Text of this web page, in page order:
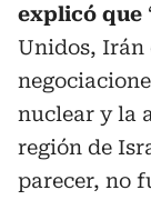
explicó que
Unidos, Irán
nuclear y la
región de
parecer, no